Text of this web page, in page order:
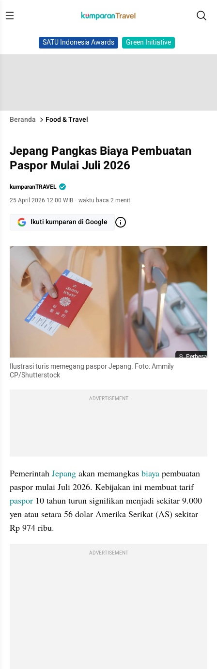
SATU Indonesia Awards Green Initiative
Beranda Food & Travel
Jepang Pangkas Biaya Pembuatan
Paspor Mulai Juli 2026
kumparanTRAVEL
25 April 2026 12:00 WIB · waktu baca 2 menit
Ikuti kumparan di Google
Perbesar
Ilustrasi turis memegang paspor Jepang. Foto: Ammily
CP/Shutterstock
ADVERTISEMENT
Pemerintah Jepang akan memangkas biaya pembuatan
paspor mulai Juli 2026. Kebijakan ini membuat tarif
paspor 10 tahun turun signifikan menjadi sekitar 9.000
yen atau setara 56 dolar Amerika Serikat (AS) sekitar
Rp 974 ribu.
ADVERTISEMENT